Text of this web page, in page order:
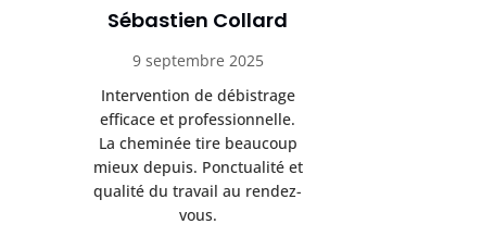
Sébastien Collard
9 septembre 2025
Intervention de débistrage
efficace et professionnelle.
La cheminée tire beaucoup
mieux depuis. Ponctualité et
qualité du travail au rendez-
vous.